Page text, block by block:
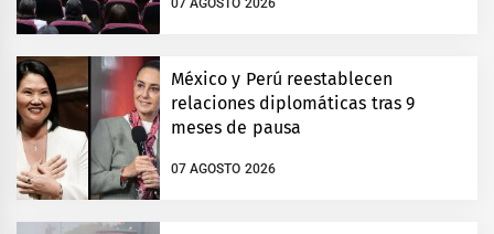
07 AGOSTO 2026
México y Perú reestablecen
relaciones diplomáticas tras 9
meses de pausa
07 AGOSTO 2026